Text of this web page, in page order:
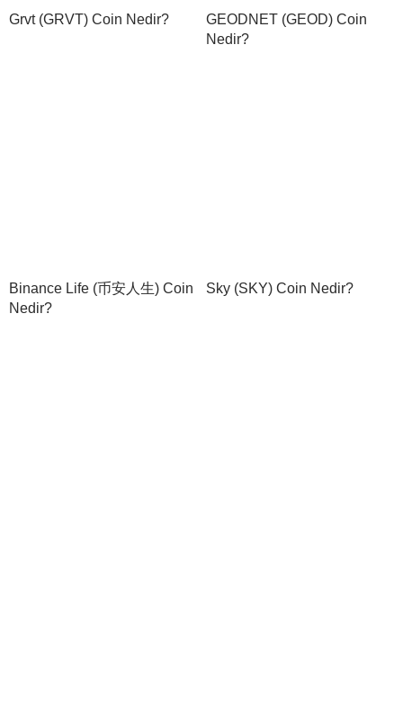
Grvt (GRVT) Coin Nedir?
GEODNET (GEOD) Coin
Nedir?
Binance Life (币安人生) Coin
Nedir?
Sky (SKY) Coin Nedir?